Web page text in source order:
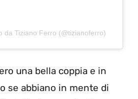
da Tiziano Ferro (@tizianoferro)
una bella coppia e in
se abbiano in mente di